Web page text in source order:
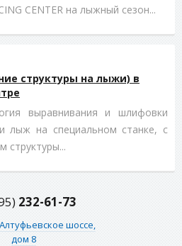
CENTER на лыжный сезон...
структуры на лыжи) в
выравнивания и шлифовки
лыж на специальном станке, с
структуры...
232-61-73
Алтуфьевское шоссе,
дом 8